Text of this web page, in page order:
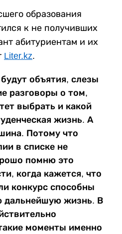
образования
к не получивших
абитуриентам и их
Liter.kz.
объятия, слезы
разговоры о том,
выбрать и какой
жизнь. А
Потому что
в списке не
помню это
когда кажется, что
конкурс способны
дальнейшую жизнь. В
моменты именно